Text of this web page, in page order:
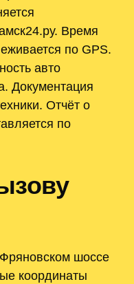
Время
по GPS.
авто
Документация
Отчёт о
по
шоссе
координаты